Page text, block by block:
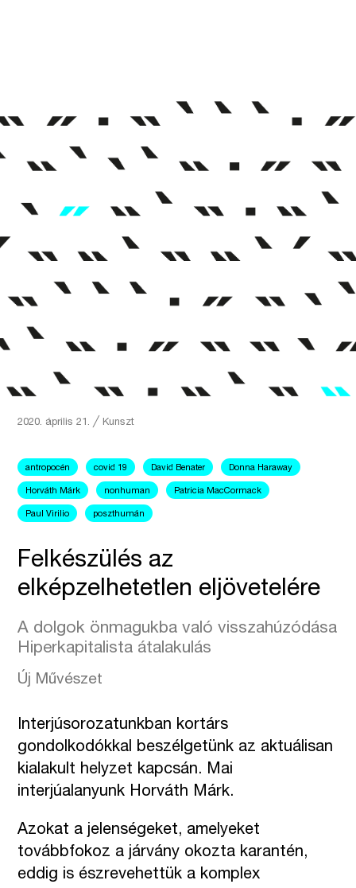
2020. április 21.╱ Kunszt
antropocén covid 19 David Benater Donna Haraway
Horváth Márk nonhuman Patricia MacCormack
Paul Virilio poszthumán
Felkészülés az
elképzelhetetlen eljövetelére
A dolgok önmagukba való visszahúzódása
Hiperkapitalista átalakulás
Új Művészet
Interjúsorozatunkban kortárs
gondolkodókkal beszélgetünk az aktuálisan
kialakult helyzet kapcsán. Mai
interjúalanyunk Horváth Márk.
Azokat a jelenségeket, amelyeket
továbbfokoz a járvány okozta karantén,
eddig is észrevehettük a komplex